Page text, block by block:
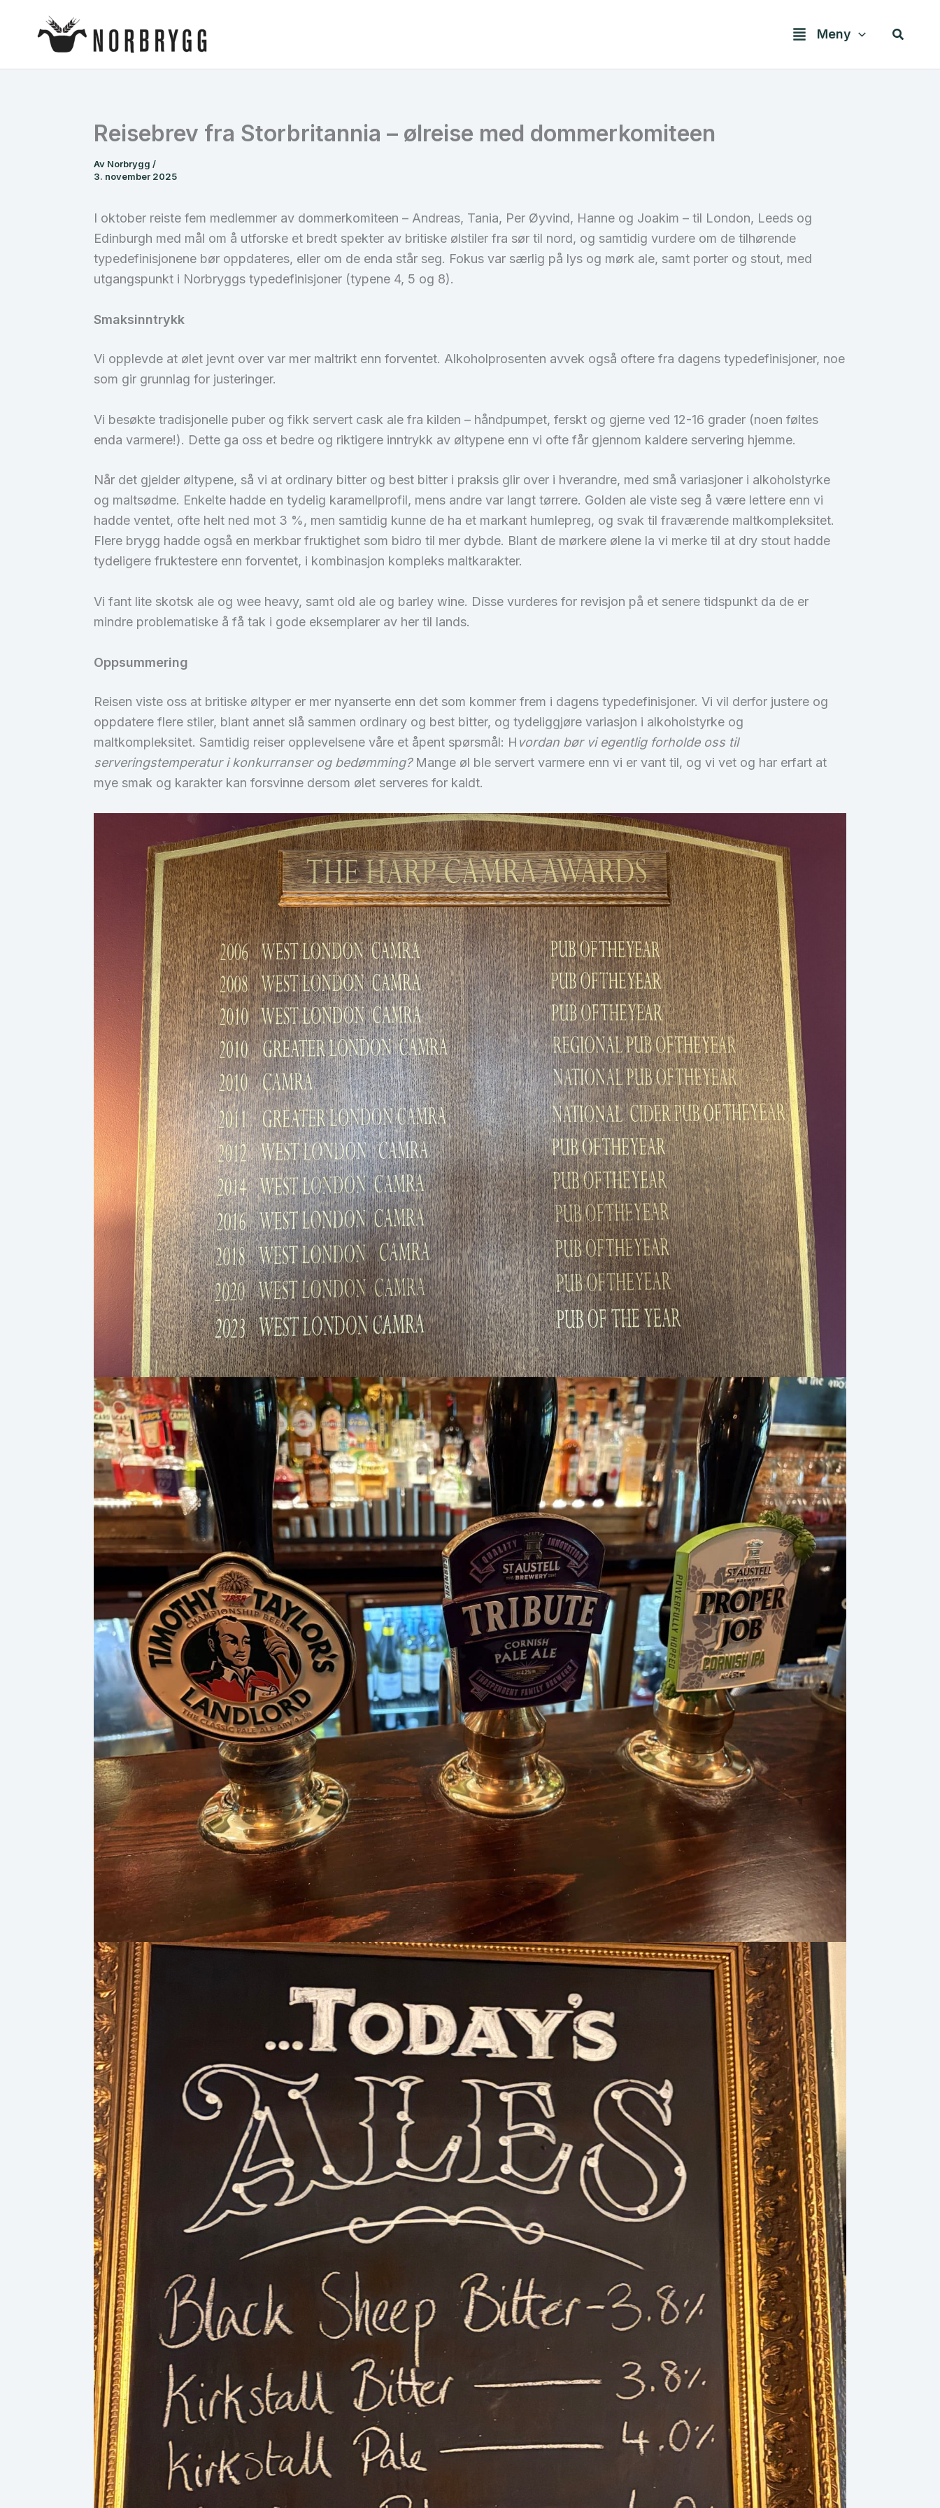
Meny Søk
Reisebrev fra Storbritannia – ølreise med dommerkomiteen
Av Norbrygg /
3. november 2025
I oktober reiste fem medlemmer av dommerkomiteen – Andreas, Tania, Per Øyvind, Hanne og Joakim – til London, Leeds og
Edinburgh med mål om å utforske et bredt spekter av britiske ølstiler fra sør til nord, og samtidig vurdere om de tilhørende
typedefinisjonene bør oppdateres, eller om de enda står seg. Fokus var særlig på lys og mørk ale, samt porter og stout, med
utgangspunkt i Norbryggs typedefinisjoner (typene 4, 5 og 8).
Smaksinntrykk
Vi opplevde at ølet jevnt over var mer maltrikt enn forventet. Alkoholprosenten avvek også oftere fra dagens typedefinisjoner, noe
som gir grunnlag for justeringer.
Vi besøkte tradisjonelle puber og fikk servert cask ale fra kilden – håndpumpet, ferskt og gjerne ved 12-16 grader (noen føltes
enda varmere!). Dette ga oss et bedre og riktigere inntrykk av øltypene enn vi ofte får gjennom kaldere servering hjemme.
Når det gjelder øltypene, så vi at ordinary bitter og best bitter i praksis glir over i hverandre, med små variasjoner i alkoholstyrke
og maltsødme. Enkelte hadde en tydelig karamellprofil, mens andre var langt tørrere. Golden ale viste seg å være lettere enn vi
hadde ventet, ofte helt ned mot 3 %, men samtidig kunne de ha et markant humlepreg, og svak til fraværende maltkompleksitet.
Flere brygg hadde også en merkbar fruktighet som bidro til mer dybde. Blant de mørkere ølene la vi merke til at dry stout hadde
tydeligere fruktestere enn forventet, i kombinasjon kompleks maltkarakter.
Vi fant lite skotsk ale og wee heavy, samt old ale og barley wine. Disse vurderes for revisjon på et senere tidspunkt da de er
mindre problematiske å få tak i gode eksemplarer av her til lands.
Oppsummering
Reisen viste oss at britiske øltyper er mer nyanserte enn det som kommer frem i dagens typedefinisjoner. Vi vil derfor justere og
oppdatere flere stiler, blant annet slå sammen ordinary og best bitter, og tydeliggjøre variasjon i alkoholstyrke og
maltkompleksitet. Samtidig reiser opplevelsene våre et åpent spørsmål: H vordan bør vi egentlig forholde oss til
serveringstemperatur i konkurranser og bedømming?Mange øl ble servert varmere enn vi er vant til, og vi vet og har erfart at
mye smak og karakter kan forsvinne dersom ølet serveres for kaldt.